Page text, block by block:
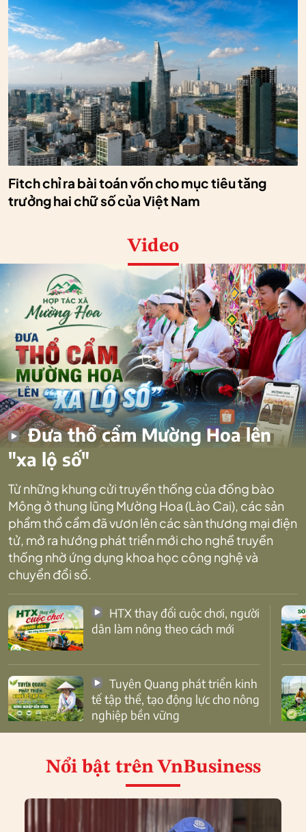
Fitch chỉ ra bài toán vốn cho mục tiêu tăng
trưởng hai chữ số của Việt Nam
Video
Đưa thổ cẩm Mường Hoa lên
"xa lộ số"
Từ những khung cửi truyền thống của đồng bào
Mông ở thung lũng Mường Hoa (Lào Cai), các sản
phẩm thổ cẩm đã vươn lên các sàn thương mại điện
tử, mở ra hướng phát triển mới cho nghề truyền
thống nhờ ứng dụng khoa học công nghệ và
chuyển đổi số.
dân làm nông theo cách mới
tế tập thể, tạo động lực cho nông
nghiệp bền vững
Nổi bật trên VnBusiness